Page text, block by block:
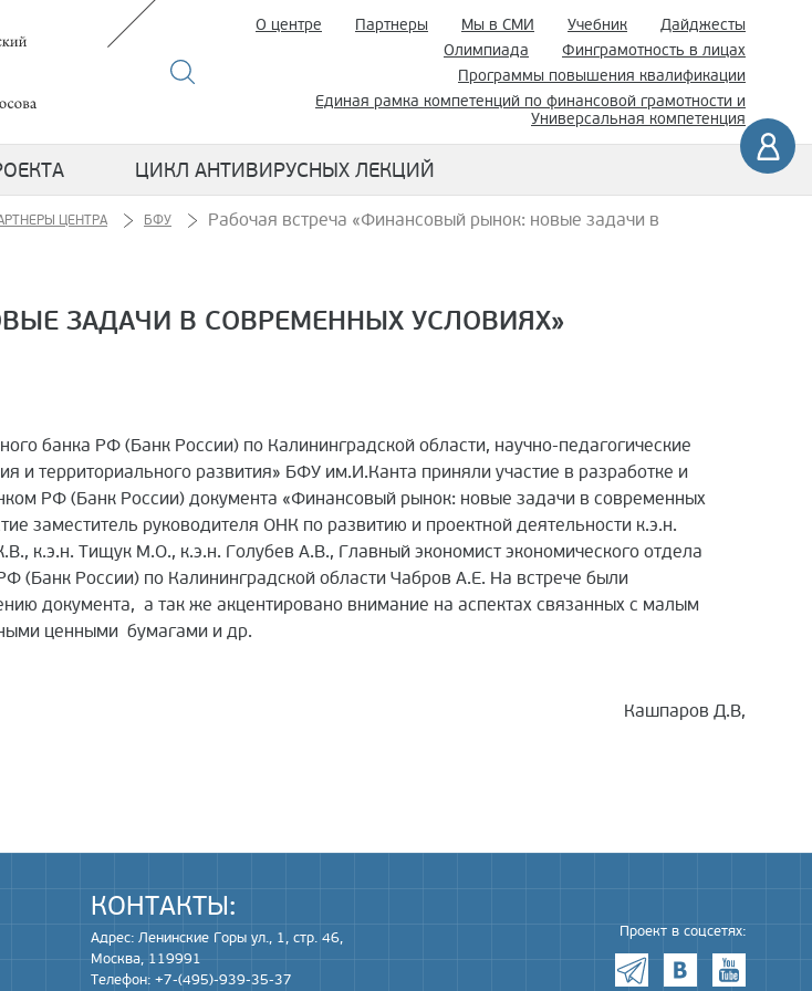
О центре Партнеры Мы в СМИ Учебник
Дайджесты
Олимпиада
Финграмотность в лицах
Программы повышения квалификации
Единая рамка компетенций по финансовой грамотности и
Универсальная компетенция
ЦИКЛ АНТИВИРУСНЫХ ЛЕКЦИЙ
ЦЕНТРА БФУ
Рабочая встреча «Финансовый рынок: новые задачи в
ЗАДАЧИ В СОВРЕМЕННЫХ УСЛОВИЯХ»
банка РФ (Банк России) по Калининградской области, научно-педагогические
и территориального развития» БФУ им.И.Канта приняли участие в разработке и
РФ (Банк России) документа «Финансовый рынок: новые задачи в современных
заместитель руководителя ОНК по развитию и проектной деятельности к.э.н.
к.э.н. Тищук М.О., к.э.н. Голубев А.В., Главный экономист экономического отдела
(Банк России) по Калининградской области Чабров А.Е. На встрече были
документа, а так же акцентировано внимание на аспектах связанных с малым
ценными бумагами и др.
Кашпаров Д.В,
КОНТАКТЫ:
Адрес: Ленинские Горы ул., 1, стр. 46,
Москва, 119991
Телефон: +7-(495)-939-35-37
Проект в соцсетях: